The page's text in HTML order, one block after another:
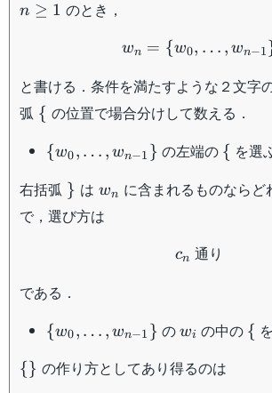
n
n ≥ 1 のとき，
wn = {w0, … , wn−1
と書ける．条件を満たすような２文字
弧 \
{ の位置で場合分けして数える．
\{
\dots
,
w_{n-
{w0, … , wn−1 } の左端の \
{ を選
右括弧 \}
} は w_n
wn に含まれるものならど
で，選び方は
cn 通り
である．
\{
w_0,
\dots
{w0, … , wn−1 } のw_i
wi の中の \
{
{
\
{} の作り方としてあり得るのは